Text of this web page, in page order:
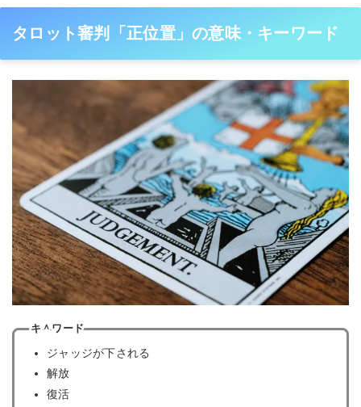
タロット審判「正位置」の意味・キーワード
キ＾ワード
ジャッジが下される
解放
復活